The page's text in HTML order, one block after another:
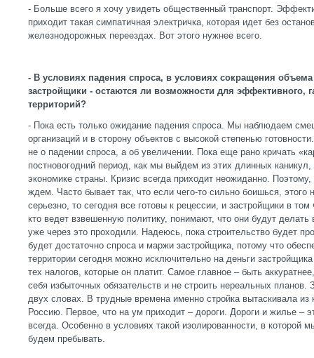
- Больше всего я хочу увидеть общественный транспорт.
приходит такая симпатичная электричка, которая идет без
железнодорожных переездах. Вот этого нужнее всего.
- В условиях падения спроса, в условиях сокращения
застройщики - остаются ли возможности для эффективного,
территорий?
- Пока есть только ожидание падения спроса. Мы наблюдаем
организаций и в сторону объектов с высокой степенью
не о падении спроса, а об увеличении. Пока еще рано кричать
постновогодний период, как мы выйдем из этих длинных
экономике страны. Кризис всегда приходит неожиданно.
ждем. Часто бывает так, что если чего-то сильно боишься, этого
серьезно, то сегодня все готовы к рецессии, и застройщики в
кто ведет взвешенную политику, понимают, что они будут делать
уже через это проходили. Надеюсь, пока строительство будет
будет достаточно спроса и маржи застройщика, потому что
территории сегодня можно исключительно на деньги
тех налогов, которые он платит. Самое главное – быть
себя избыточных обязательств и не строить нереальных планов.
двух словах. В трудные времена именно стройка вытаскивала из
Россию. Первое, что на ум приходит – дороги. Дороги и жилье –
всегда. Особенно в условиях такой изолированности, в которой
будем пребывать.